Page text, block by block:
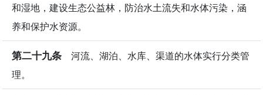
和湿地，建设生态公益林，防治水土流失和水体污染，涵
养和保护水资源。
第二十九条 河流、湖泊、水库、渠道的水体实行分类管
理。